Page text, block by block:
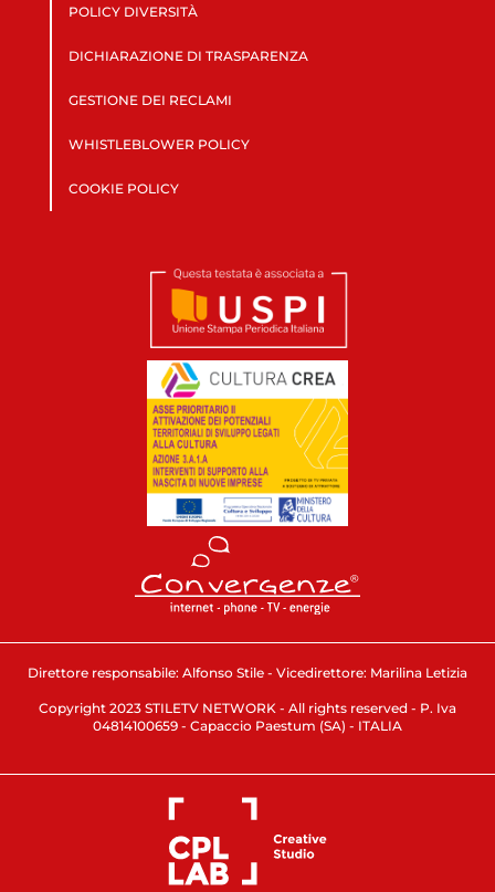
POLICY DIVERSITÀ
DICHIARAZIONE DI TRASPARENZA
GESTIONE DEI RECLAMI
WHISTLEBLOWER POLICY
COOKIE POLICY
Direttore responsabile: Alfonso Stile - Vicedirettore: Marilina Letizia
Copyright 2023 STILETV NETWORK - All rights reserved - P. Iva
04814100659 - Capaccio Paestum (SA) - ITALIA